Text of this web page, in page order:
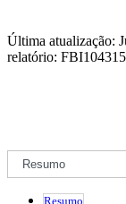
Última atualização:
relatório: FBI104315
Resumo